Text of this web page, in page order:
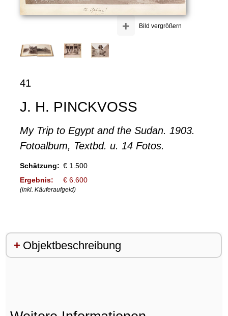
Bild vergrößern
+
41
J. H. PINCKVOSS
My Trip to Egypt and the Sudan. 1903.
Fotoalbum, Textbd. u. 14 Fotos.
Schätzung: € 1.500
Ergebnis:
€ 6.600
(inkl. Käuferaufgeld)
Objektbeschreibung